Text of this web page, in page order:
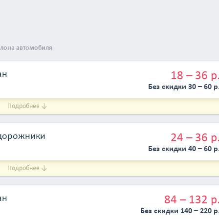
блеск авто, оптимальный вариант для максимального
автомобиля
18 – 36 р.
Без скидки 30 – 60
Подробнее ↓
24 – 36 р.
Без скидки 40 – 60
Подробнее ↓
84 – 132 р.
Без скидки 140 – 220